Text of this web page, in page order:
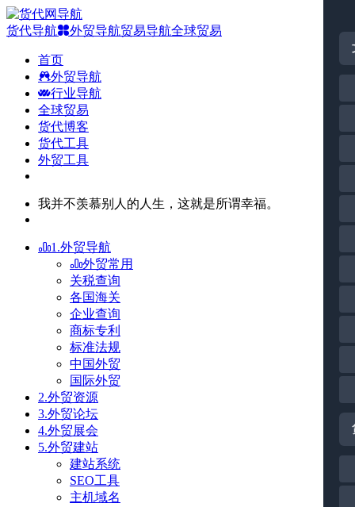
货代导航 外贸导航贸易导航全球贸易
首页
外贸导航
行业导航
全球贸易
货代博客
货代工具
外贸工具
我并不羡慕别人的人生，这就是所谓幸福。
1.外贸导航
外贸常用
关税查询
各国海关
企业查询
商标专利
标准法规
中国外贸
国际外贸
2.外贸资源
3.外贸论坛
4.外贸展会
5.外贸建站
建站系统
SEO工具
主机域名